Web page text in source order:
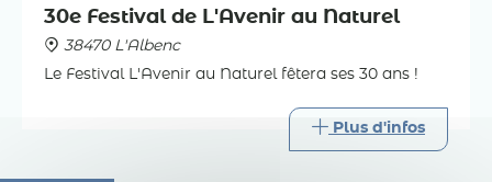
30e Festival de L'Avenir au Naturel
38470 L'Albenc
Le Festival L'Avenir au Naturel fêtera ses 30 ans !
Plus d'infos